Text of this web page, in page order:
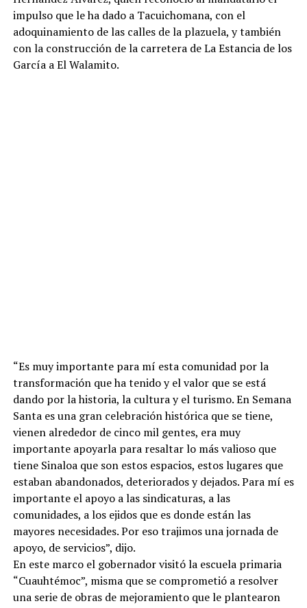
impulso que le ha dado a Tacuichomana, con el
adoquinamiento de las calles de la plazuela, y también
con la construcción de la carretera de La Estancia de los
García a El Walamito.
“Es muy importante para mí esta comunidad por la
transformación que ha tenido y el valor que se está
dando por la historia, la cultura y el turismo. En Semana
Santa es una gran celebración histórica que se tiene,
vienen alrededor de cinco mil gentes, era muy
importante apoyarla para resaltar lo más valioso que
tiene Sinaloa que son estos espacios, estos lugares que
estaban abandonados, deteriorados y dejados. Para mí es
importante el apoyo a las sindicaturas, a las
comunidades, a los ejidos que es donde están las
mayores necesidades. Por eso trajimos una jornada de
apoyo, de servicios”, dijo.
En este marco el gobernador visitó la escuela primaria
“Cuauhtémoc”, misma que se comprometió a resolver
una serie de obras de mejoramiento que le plantearon